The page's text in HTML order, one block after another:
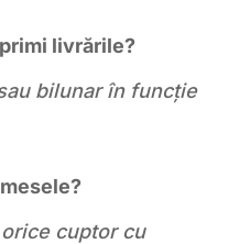
livrările?
bilunar în funcție
cuptor cu